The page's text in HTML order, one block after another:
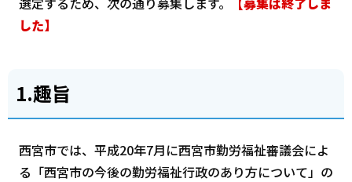
した】
1.趣旨
西宮市では、平成20年7月に西宮市勤労福祉審議会によ
る「西宮市の今後の勤労福祉行政のあり方について」の